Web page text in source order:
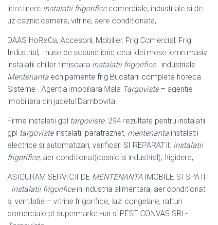
intretinere instalatii frigorificecomerciale, industriale si de
uz caznic:camere, vitrine, aere conditionate,
DAAS HoReCa, Accesorii, Mobilier, Frig Comercial, Frig
Industrial, . huse de scaune ibric ceai idei mese lemn masiv
instalatii chiller timisoara instalatii frigorifice. industriale
Mentenanta echipamente frig Bucatarii complete horeca
Sisteme . Agentia imobiliara Mala Targoviste– agentie
imobiliara din judetul Dambovita.
Firme instalatii gpl targoviste. 294 rezultate pentru instalatii
gpl targovisteinstalatii paratraznet, mentenanta instalatii
electrice si automatizari, verificari SI REPARATII: instalatii
frigorifice, aer conditionat(casnic si industrial), frigidere,
ASIGURAM SERVICII DE MENTENANTA IMOBILE SI SPATII
. instalatii frigorificein industria alimentara, aer conditionat
si ventilatie – vitrine frigorifice, lazi congelare, rafturi
comerciale pt supermarket-uri si PEST CONVAS SRL-